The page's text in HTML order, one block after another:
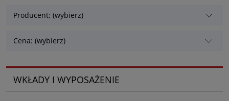
Producent: (wybierz)
Cena: (wybierz)
WKŁADY I WYPOSAŻENIE